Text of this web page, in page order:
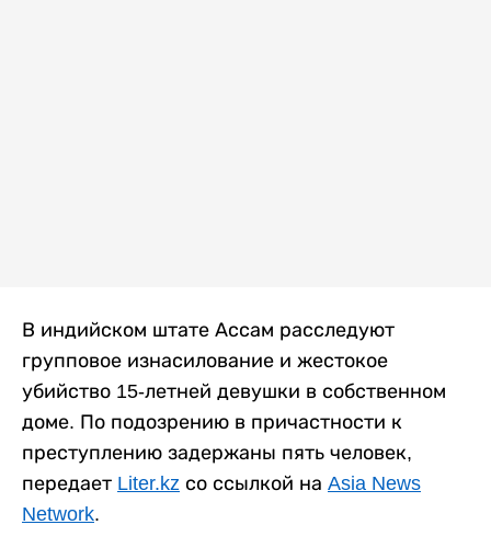
В индийском штате Ассам расследуют
групповое изнасилование и жестокое
убийство 15-летней девушки в собственном
доме. По подозрению в причастности к
преступлению задержаны пять человек,
передает Liter.kz со ссылкой на Asia News
Network.